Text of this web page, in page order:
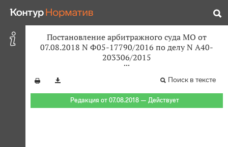
Постановление арбитражного суда МО от
07.08.2018 N Ф05-17790/2016 по делу N А40-
203306/2015
Поиск в тексте
Редакция от 07.08.2018 — Действует